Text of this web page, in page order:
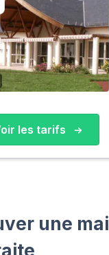
les tarifs
une